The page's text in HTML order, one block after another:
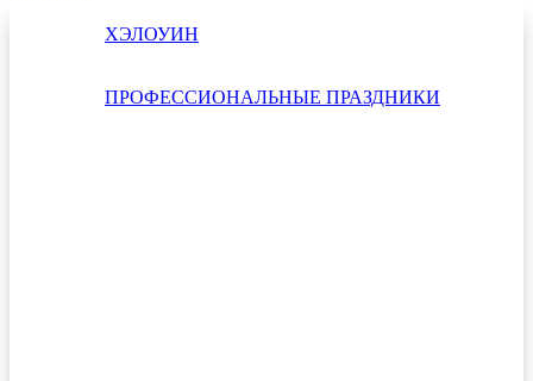
ХЭЛОУИН
ПРОФЕССИОНАЛЬНЫЕ ПРАЗДНИКИ